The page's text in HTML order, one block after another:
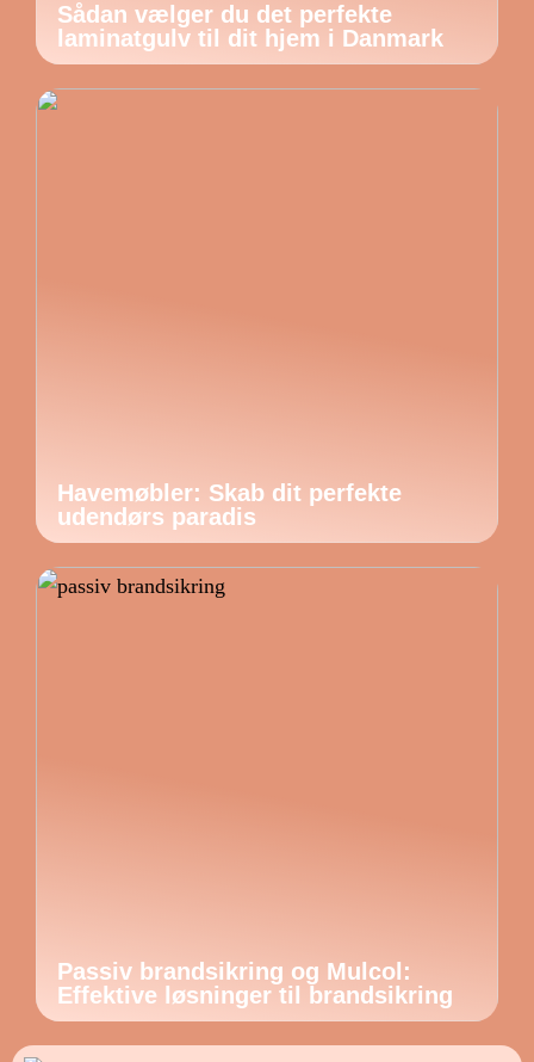
Sådan vælger du det perfekte
laminatgulv til dit hjem i Danmark
Havemøbler: Skab dit perfekte
udendørs paradis
Passiv brandsikring og Mulcol:
Effektive løsninger til brandsikring